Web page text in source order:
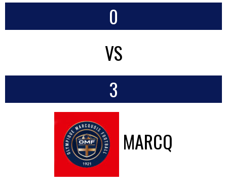
0
VS
3
MARCQ